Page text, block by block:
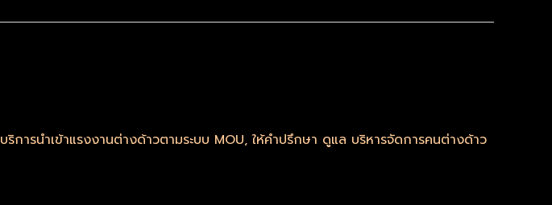
บริการนำเข้าแรงงานต่างด้าวตามระบบ MOU,ให้คำปรึกษา ดูแล บริหารจัดการคนต่างด้าว